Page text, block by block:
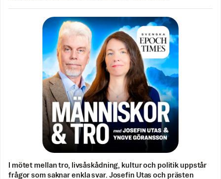
I mötet mellan tro, livsåskådning, kultur och politik uppstår
frågor som saknar enkla svar. Josefin Utas och prästen